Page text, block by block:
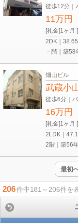
徒歩12分｜
11万円
[礼金]1ヶ月
2DK｜
－階｜築58
畑山ビル
武蔵小
徒歩6分｜
16万円
[礼金]1ヶ月
2LDK｜
2階｜築56
最初
206件中181～206件を